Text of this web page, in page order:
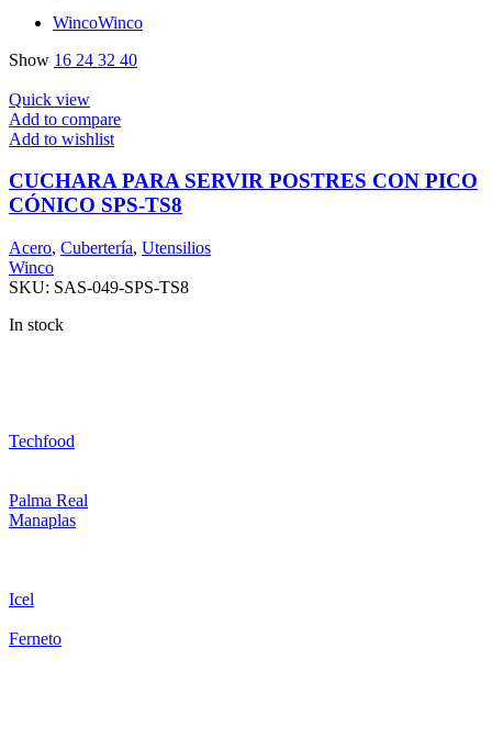
WincoWinco
Show 16 24 32 40
Quick view
Add to compare
Add to wishlist
CUCHARA PARA SERVIR POSTRES CON PICO
CÓNICO SPS-TS8
Acero, Cubertería, Utensilios
Winco
SKU: SAS-049-SPS-TS8
In stock
Techfood
Palma Real
Manaplas
Icel
Ferneto